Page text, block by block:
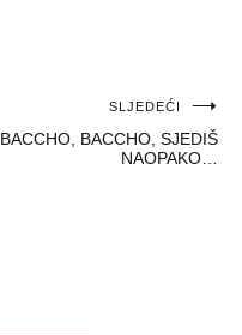
SLJEDEĆI
BACCHO, BACCHO, SJEDIŠ
NAOPAKO…